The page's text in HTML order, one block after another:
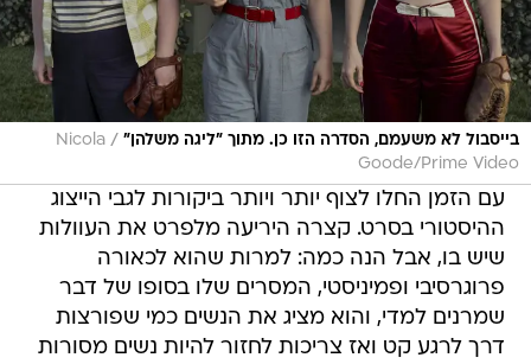
בייסבול לא משעמם, הסדרה הזו כן. מתוך "ליגה משלהן" /
Nicola
Goode/Prime Video
עם הזמן החלו לצוף יותר ויותר ביקורות לגבי הייצוג
ההיסטורי בסרט. קצרה היריעה מלפרט את העוולות
שיש בו, אבל הנה כמה: למרות שהוא לכאורה
פרוגרסיבי ופמיניסטי, המסרים שלו בסופו של דבר
שמרנים למדי, והוא מציג את הנשים כמי שפורצות
דרך לרגע קט ואז צריכות לחזור להיות נשים מסורות